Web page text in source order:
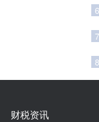
6
7
8
财税资讯